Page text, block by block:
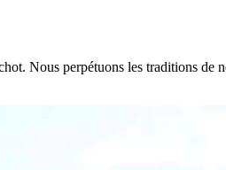
Nous perpétuons les traditions